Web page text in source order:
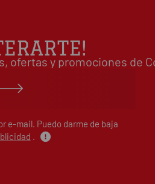
Escribe tu
ofertas y promociones de
e-mail. Puedo darme de baja